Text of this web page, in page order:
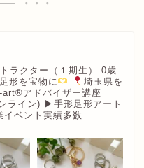
ラクター（１期生）
0歳
形を宝物に
埼玉県を
アドバイザー講座
ライン) ▶︎手形足形アート
ベント実績多数